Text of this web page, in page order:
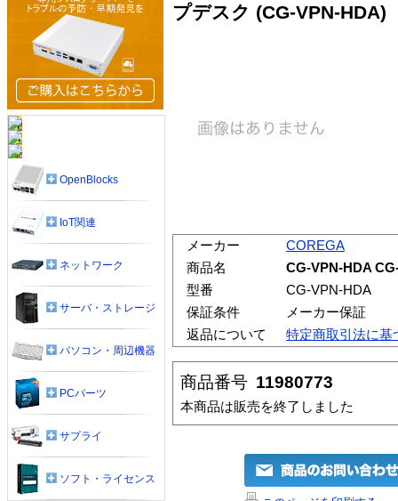
プデスク (CG-VPN-HDA)
メーカー
COREGA
商品名
CG-VPN-HDA
型番
CG-VPN-HDA
保証条件
メーカー保証
返品について
特定商取引法に基
商品番号 11980773
本商品は販売を終了しました
OpenBlocks
IoT関連
ネットワーク
サーバ・ストレージ
パソコン・周辺機器
PCパーツ
サプライ
ソフト・ライセンス